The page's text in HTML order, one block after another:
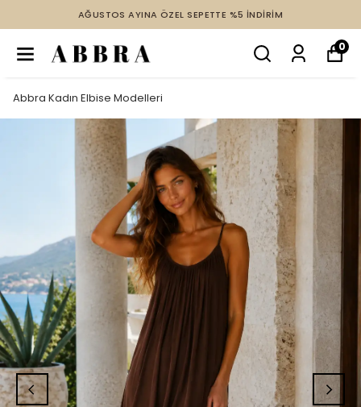
SEPETTE %5 İNDİRİM 2 VE ÜZERİ ÜRÜNDE
0
Abbra Kadın Elbise Modelleri